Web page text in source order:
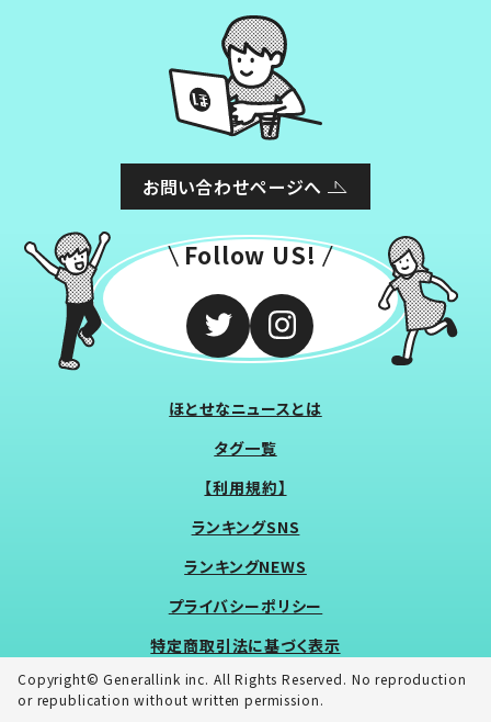
お問い合わせページへ
Follow US!
ほとせなニュースとは
タグ一覧
【利用規約】
ランキングSNS
ランキングNEWS
プライバシーポリシー
特定商取引法に基づく表示
Copyright© Generallink inc. All Rights Reserved. No reproduction
or republication without written permission.